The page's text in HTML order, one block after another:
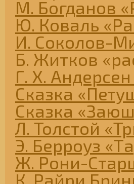
М. Богданов
Ю. Коваль
И. Соколов-
Б. Житков
Г. Х.
Сказка
Сказка
Л. Толстой
Э. Берроуз
Ж. Рони-
К. Райри